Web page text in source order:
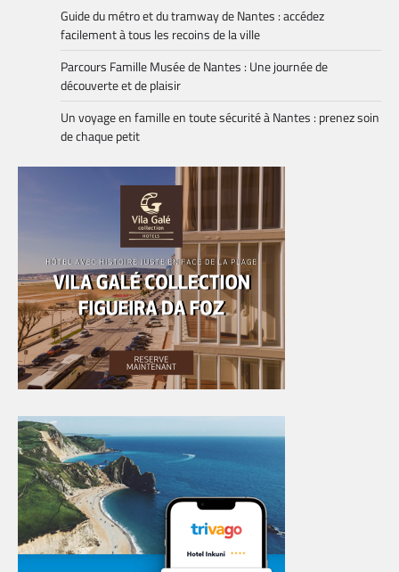
Guide du métro et du tramway de Nantes : accédez
facilement à tous les recoins de la ville
Parcours Famille Musée de Nantes : Une journée de
découverte et de plaisir
Un voyage en famille en toute sécurité à Nantes : prenez soin
de chaque petit